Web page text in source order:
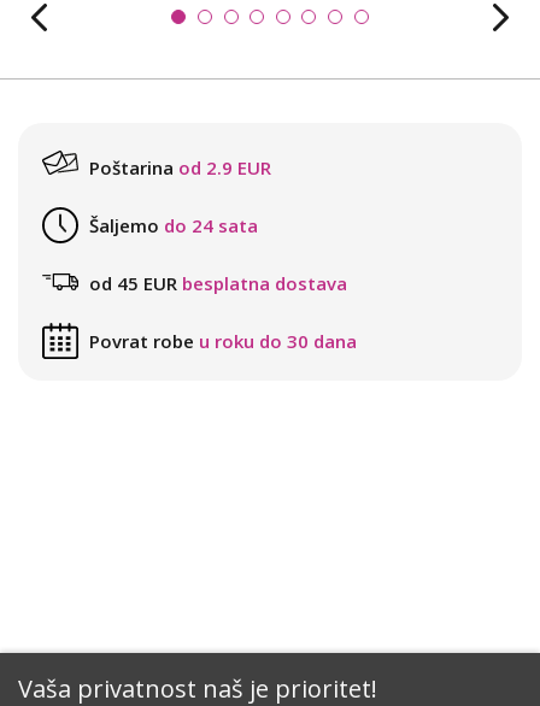
Vaša privatnost naš je prioritet!
Poštarina od 2.9 EUR
Šaljemo do 24 sata
od 45 EUR besplatna dostava
Povrat robe u roku do 30 dana